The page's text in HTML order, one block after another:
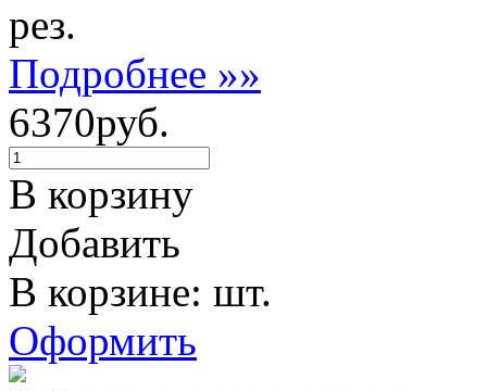
рез.
Подробнее »»
6370руб.
В корзину
Добавить
В корзине: шт.
Оформить